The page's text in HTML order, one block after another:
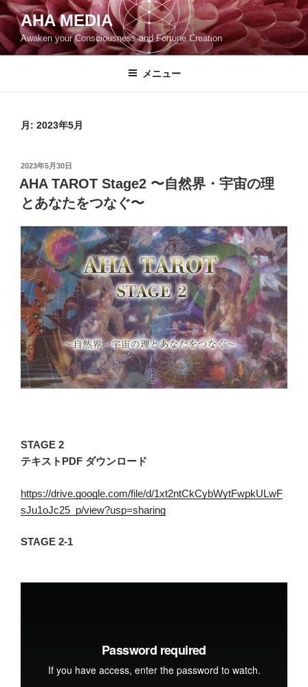
コ
ン
テ
ン
AHA MEDIA
Awaken your Consciousness and Fortune Creation
メニュー
月: 2023年5月
投
稿
日:
2023年5月30日
AHA TAROT Stage2 〜自然界・宇宙の理
とあなたをつなぐ〜
STAGE 2
テキストPDF ダウンロード
https://drive.google.com/file/d/1xt2ntCkCybWytFwpkULwF
sJu1oJc25_p/view?usp=sharing
STAGE 2-1